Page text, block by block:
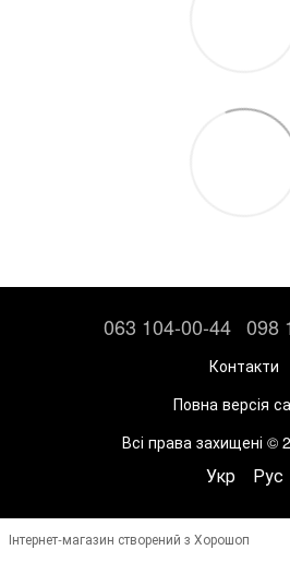
063 104-00-44 098
Контакти
Повна версія
Всі права захищені ©
Укр Рус
Інтернет-магазин створений з Хорошоп